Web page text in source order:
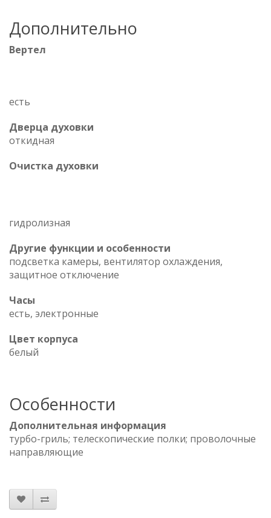
Дополнительно
Вертел
есть
Дверца духовки
откидная
Очистка духовки
гидролизная
Другие функции и особенности
подсветка камеры, вентилятор охлаждения,
защитное отключение
Часы
есть, электронные
Цвет корпуса
белый
Особенности
Дополнительная информация
турбо-гриль; телескопические полки; проволочные
направляющие